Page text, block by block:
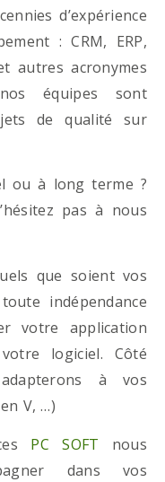
d’expérience
: CRM, ERP,
autres acronymes
équipes sont
de qualité sur
ou à long terme ?
pas à nous
que soient vos
indépendance
votre application
logiciel. Côté
à vos
V, …)
PC SOFT nous
dans vos